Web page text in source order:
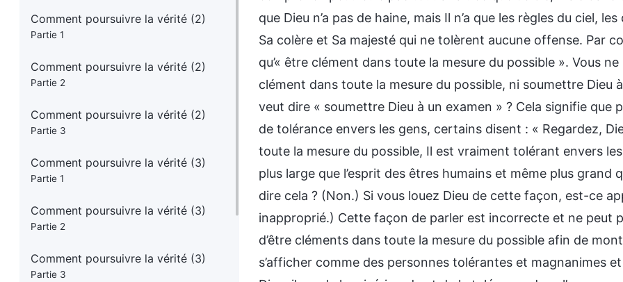
Comment poursuivre la vérité (2)
Partie 1
Comment poursuivre la vérité (2)
Partie 2
Comment poursuivre la vérité (2)
Partie 3
Comment poursuivre la vérité (3)
Partie 1
Comment poursuivre la vérité (3)
Partie 2
Comment poursuivre la vérité (3)
Partie 3